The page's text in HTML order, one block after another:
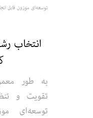
توسعه‌ای موزون قابل
انتخاب
به طور
تقویت و
توسعه‌ای